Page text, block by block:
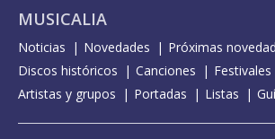
MUSICALIA
Noticias Novedades
Próximas
Discos históricos
Canciones Festivales
Artistas y grupos
Portadas Listas